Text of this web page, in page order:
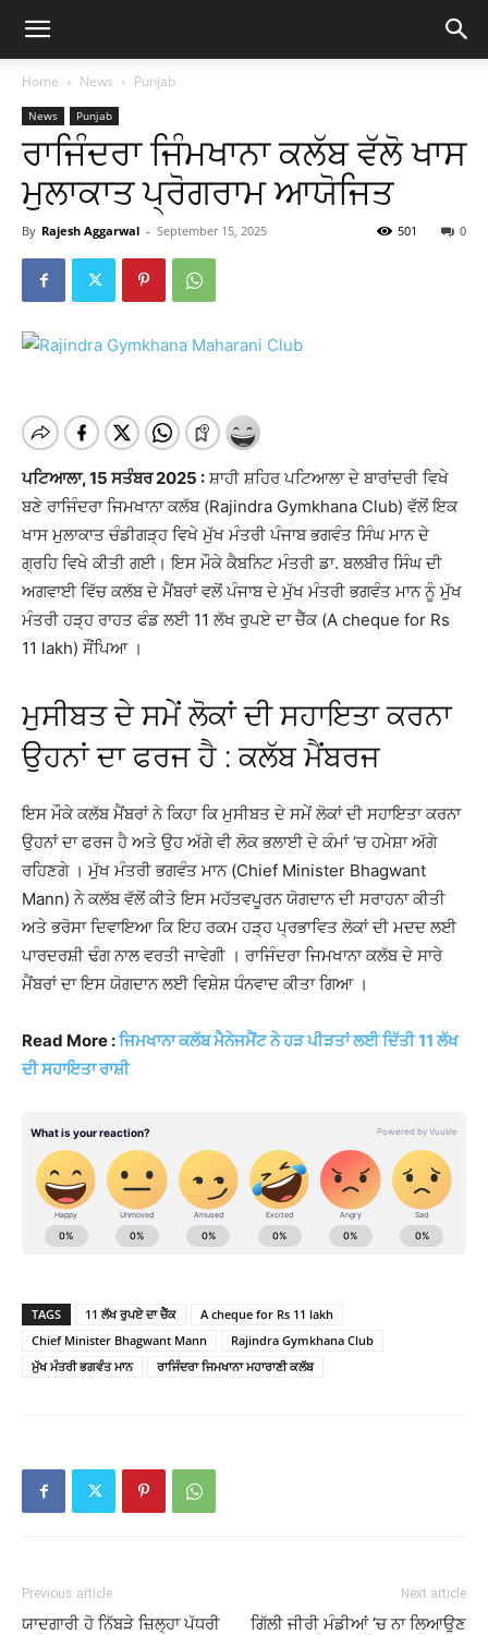
Home News Punjab
News Punjab
ਰਾਜਿੰਦਰਾ ਜਿੰਮਖਾਨਾ ਕਲੱਬ ਵੱਲੋ ਖਾਸ
ਮੁਲਾਕਾਤ ਪ੍ਰੋਗਰਾਮ ਆਯੋਜਿਤ
By Rajesh Aggarwal - September 15, 2025 0
501
ਪਟਿਆਲਾ, 15 ਸਤੰਬਰ 2025 : ਸ਼ਾਹੀ ਸ਼ਹਿਰ ਪਟਿਆਲਾ ਦੇ ਬਾਰਾਂਦਰੀ ਵਿਖੇ
ਬਣੇ ਰਾਜਿੰਦਰਾ ਜਿਮਖਾਨਾ ਕਲੱਬ (Rajindra Gymkhana Club) ਵੱਲੋਂ ਇਕ
ਖਾਸ ਮੁਲਾਕਾਤ ਚੰਡੀਗੜ੍ਹ ਵਿਖੇ ਮੁੱਖ ਮੰਤਰੀ ਪੰਜਾਬ ਭਗਵੰਤ ਸਿੰਘ ਮਾਨ ਦੇ
ਗ੍ਰਹਿ ਵਿਖੇ ਕੀਤੀ ਗਈ। ਇਸ ਮੌਕੇ ਕੈਬਨਿਟ ਮੰਤਰੀ ਡਾ. ਬਲਬੀਰ ਸਿੰਘ ਦੀ
ਅਗਵਾਈ ਵਿੱਚ ਕਲੱਬ ਦੇ ਮੈਂਬਰਾਂ ਵਲੋਂ ਪੰਜਾਬ ਦੇ ਮੁੱਖ ਮੰਤਰੀ ਭਗਵੰਤ ਮਾਨ ਨੂੰ ਮੁੱਖ
ਮੰਤਰੀ ਹੜ੍ਹ ਰਾਹਤ ਫੰਡ ਲਈ 11 ਲੱਖ ਰੁਪਏ ਦਾ ਚੈੱਕ (A cheque for Rs
11 lakh) ਸੌਂਪਿਆ ।
ਮੁਸੀਬਤ ਦੇ ਸਮੇਂ ਲੋਕਾਂ ਦੀ ਸਹਾਇਤਾ ਕਰਨਾ
ਉਹਨਾਂ ਦਾ ਫਰਜ ਹੈ : ਕਲੱਬ ਮੈਂਬਰਜ
ਇਸ ਮੌਕੇ ਕਲੱਬ ਮੈਂਬਰਾਂ ਨੇ ਕਿਹਾ ਕਿ ਮੁਸੀਬਤ ਦੇ ਸਮੇਂ ਲੋਕਾਂ ਦੀ ਸਹਾਇਤਾ ਕਰਨਾ
ਉਹਨਾਂ ਦਾ ਫਰਜ ਹੈ ਅਤੇ ਉਹ ਅੱਗੇ ਵੀ ਲੋਕ ਭਲਾਈ ਦੇ ਕੰਮਾਂ ‘ਚ ਹਮੇਸ਼ਾ ਅੱਗੇ
ਰਹਿਣਗੇ । ਮੁੱਖ ਮੰਤਰੀ ਭਗਵੰਤ ਮਾਨ (Chief Minister Bhagwant
Mann) ਨੇ ਕਲੱਬ ਵੱਲੋਂ ਕੀਤੇ ਇਸ ਮਹੱਤਵਪੂਰਨ ਯੋਗਦਾਨ ਦੀ ਸਰਾਹਨਾ ਕੀਤੀ
ਅਤੇ ਭਰੋਸਾ ਦਿਵਾਇਆ ਕਿ ਇਹ ਰਕਮ ਹੜ੍ਹ ਪ੍ਰਭਾਵਿਤ ਲੋਕਾਂ ਦੀ ਮਦਦ ਲਈ
ਪਾਰਦਰਸ਼ੀ ਢੰਗ ਨਾਲ ਵਰਤੀ ਜਾਵੇਗੀ । ਰਾਜਿੰਦਰਾ ਜਿਮਖਾਨਾ ਕਲੱਬ ਦੇ ਸਾਰੇ
ਮੈਂਬਰਾਂ ਦਾ ਇਸ ਯੋਗਦਾਨ ਲਈ ਵਿਸ਼ੇਸ਼ ਧੰਨਵਾਦ ਕੀਤਾ ਗਿਆ ।
Read More :ਜਿਮਖਾਨਾ ਕਲੱਬ ਮੈਨੇਜਮੈਂਟ ਨੇ ਹੜ ਪੀੜਤਾਂ ਲਈ ਦਿੱਤੀ 11 ਲੱਖ
ਦੀ ਸਹਾਇਤਾ ਰਾਸ਼ੀ
TAGS 11 ਲੱਖ ਰੁਪਏ ਦਾ ਚੈੱਕ
A cheque for Rs 11 lakh
Chief Minister Bhagwant Mann
Rajindra Gymkhana Club
ਮੁੱਖ ਮੰਤਰੀ ਭਗਵੰਤ ਮਾਨ
ਰਾਜਿੰਦਰਾ ਜਿਮਖਾਨਾ ਮਹਾਰਾਣੀ ਕਲੱਬ
Previous article
ਯਾਦਗਾਰੀ ਹੋ ਨਿੱਬੜੇ ਜ਼ਿਲ੍ਹਾ ਪੱਧਰੀ
Next article
ਗਿੱਲੀ ਜੀਰੀ ਮੰਡੀਆਂ ‘ਚ ਨਾ ਲਿਆਉਣ